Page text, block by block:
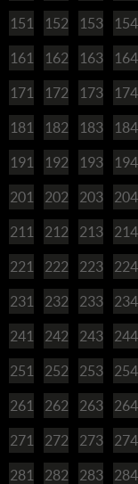
151 152 153 154
161 162 163 164
171 172 173 174
181 182 183 184
191 192 193 194
201 202 203 204
211 212 213 214
221 222 223 224
231 232 233 234
241 242 243 244
251 252 253 254
261 262 263 264
271 272 273 274
281 282 283 284